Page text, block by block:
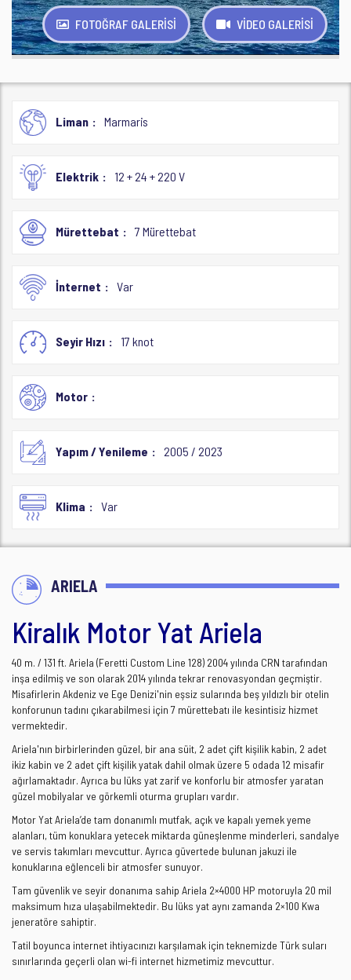
FOTOĞRAF GALERİSİ VİDEO GALERİSİ
Liman Marmaris
Elektrik 12 + 24 + 220 V
Mürettebat 7 Mürettebat
İnternet Var
Seyir Hızı 17 knot
Motor
Yapım / Yenileme 2005 / 2023
Klima Var
ARIELA
Kiralık Motor Yat Ariela
40 m. / 131 ft. Ariela (Feretti Custom Line 128) 2004 yılında CRN tarafından
inşa edilmiş ve son olarak 2014 yılında tekrar renovasyondan geçmiştir.
Misafirlerin Akdeniz ve Ege Denizi'nin eşsiz sularında beş yıldızlı bir otelin
konforunun tadını çıkarabilmesi için 7 mürettebatı ile kesintisiz hizmet
vermektedir.
Ariela'nın birbirlerinden güzel, bir ana süit, 2 adet çift kişilik kabin, 2 adet
ikiz kabin ve 2 adet çift kişilik yatak dahil olmak üzere 5 odada 12 misafir
ağırlamaktadır. Ayrıca bu lüks yat zarif ve konforlu bir atmosfer yaratan
güzel mobilyalar ve görkemli oturma grupları vardır.
Motor Yat Ariela’de tam donanımlı mutfak, açık ve kapalı yemek yeme
alanları, tüm konuklara yetecek miktarda güneşlenme minderleri, sandalye
ve servis takımları mevcuttur. Ayrıca güvertede bulunan jakuzi ile
konuklarına eğlenceli bir atmosfer sunuyor.
Tam güvenlik ve seyir donanıma sahip Ariela 2×4000 HP motoruyla 20 mil
maksimum hıza ulaşabilmektedir. Bu lüks yat aynı zamanda 2×100 Kwa
jeneratöre sahiptir.
Tatil boyunca internet ihtiyacınızı karşılamak için teknemizde Türk suları
sınırlarında geçerli olan wi-fi internet hizmetimiz mevcuttur.